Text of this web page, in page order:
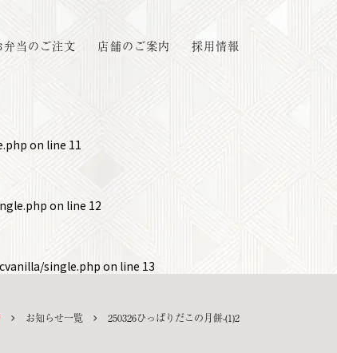
弁当のご注文 店舗のご案内 採用情報
on line 11
on line 12
single.php on line 13
お知らせ一覧 250326ひっぱりだこの月餅-(1)2